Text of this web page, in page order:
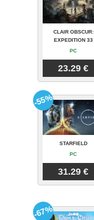
CLAIR OBSCUR:
EXPEDITION 33
PC
23.29 €
STARFIELD
PC
31.29 €
-55%
-67%